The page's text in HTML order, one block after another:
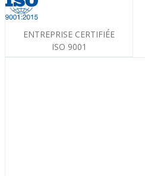
ENTREPRISE CERTIFIÉE
ISO 9001